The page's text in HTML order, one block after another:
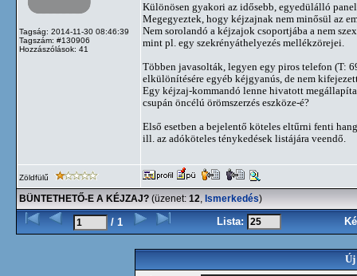
Tagság: 2014-11-30 08:46:39
Tagszám: #130906
Hozzászólások: 41
Különösen gyakori az idősebb, egyedülálló
Megegyeztek, hogy kéjzajnak nem minősül az
Nem sorolandó a kéjzajok csoportjába a nem
mint pl. egy szekrényáthelyezés mellékzörejei.
Többen javasolták, legyen egy piros telefon (T:
elkülönítésére egyéb kéjgyanús, de nem
Egy kéjzaj-kommandó lenne hivatott
csupán öncélú örömszerzés eszköze-é?
Első esetben a bejelentő köteles eltűrni fenti
ill. az adóköteles ténykedések listájára veendő.
Zöldfülű
BÜNTETHETŐ-E A KÉJZAJ? (üzenet: 12, Ismerkedés)
/ 1 Lista:
Új